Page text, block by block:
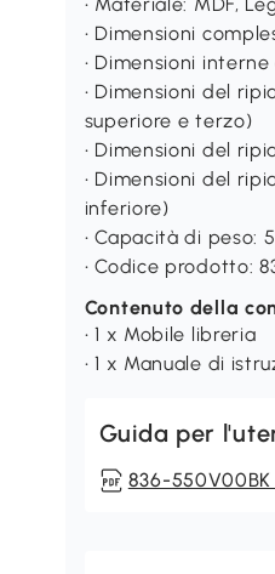
• Dimensioni
• Dimensioni
• Dimensioni del
superiore e terzo)
• Dimensioni del
• Dimensioni del
inferiore)
• Capacità di peso:
• Codice prodotto:
Contenuto della
• 1 x Mobile libreria
• 1 x Manuale di
Guida per
836-